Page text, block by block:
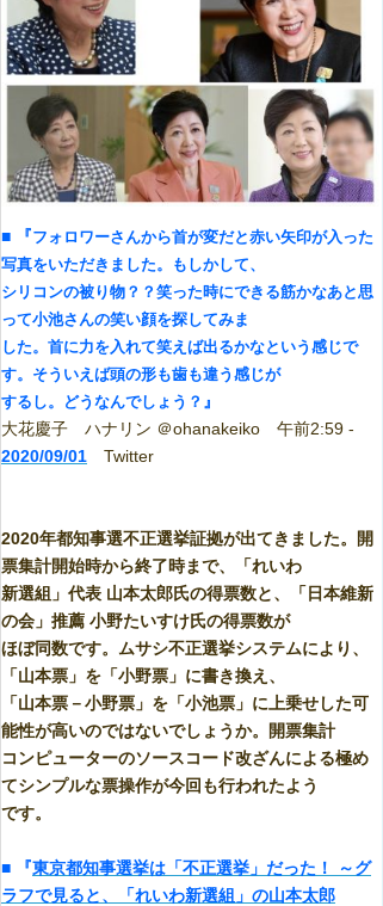
■ 『フォロワーさんから首が変だと赤い矢印が入った
写真をいただきました。もしかして、
シリコンの被り物？？笑った時にできる筋かなあと思
って小池さんの笑い顔を探してみま
した。首に力を入れて笑えば出るかなという感じで
す。そういえば頭の形も歯も違う感じが
するし。どうなんでしょう？ 』
大花慶子 ハナリン ＠ohanakeiko 午前2:59 -
2020/09/01 Twitter
2020年都知事選不正選挙証拠が出てきました。開
票集計開始時から終了時まで、「れいわ
新選組」代表 山本太郎氏の得票数と、「日本維新
の会」推薦 小野たいすけ氏の得票数が
ほぼ同数です。ムサシ不正選挙システムにより、
「山本票」を「小野票」に書き換え、
「山本票－小野票」を「小池票」に上乗せした可
能性が高いのではないでしょうか。開票集計
コンピューターのソースコード改ざんによる極め
てシンプルな票操作が今回も行われたよう
です。
■ 『東京都知事選挙は「不正選挙」だった！ ～グ
ラフで見ると、「れいわ新選組」の山本太郎